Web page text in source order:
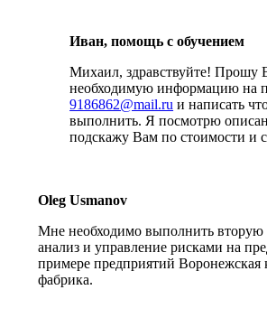
Иван, помощь с обучением
Михаил, здравствуйте! Прошу
необходимую информацию на
9186862@mail.ru и написать
выполнить. Я посмотрю
подскажу Вам по стоимости и
Oleg Usmanov
Мне необходимо выполнить вторую
анализ и управление рисками на
примере предприятий Воронежская
фабрика.